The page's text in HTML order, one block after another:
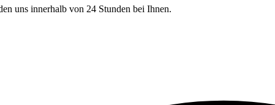
uns innerhalb von 24 Stunden bei Ihnen.